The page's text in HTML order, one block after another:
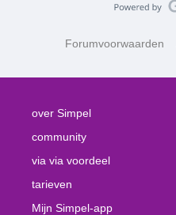
Forumvoorwaarden
over Simpel
community
via via voordeel
tarieven
Mijn Simpel-app